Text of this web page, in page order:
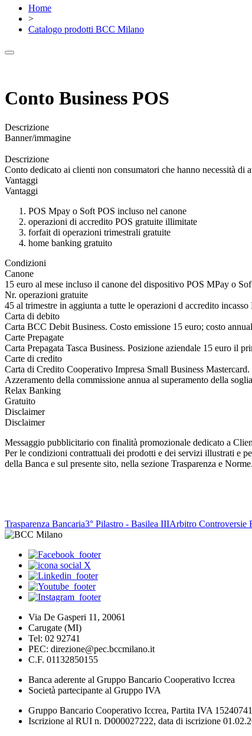
Home
>
Catalogo prodotti BCC Milano
Conto Business POS
Descrizione
Banner/immagine
Descrizione
Conto dedicato ai clienti non consumatori che hanno necessità
Vantaggi
Vantaggi
POS Mpay o Soft POS incluso nel canone
operazioni di accredito POS gratuite illimitate
forfait di operazioni trimestrali gratuite
home banking gratuito
Condizioni
Canone
15 euro al mese incluso il canone del dispositivo POS MPay o
Nr. operazioni gratuite
45 al trimestre in aggiunta a tutte le operazioni d accredito incasso
Carta di debito
Carta BCC Debit Business. Costo emissione 15 euro; costo
Carte Prepagate
Carta Prepagata Tasca Business. Posizione aziendale 15 euro il
Carte di credito
Carta di Credito Cooperativo Impresa Small Business
Azzeramento della commissione annua al superamento della
Relax Banking
Gratuito
Disclaimer
Disclaimer
Messaggio pubblicitario con finalità promozionale dedicato a
Per le condizioni contrattuali dei prodotti e dei servizi illustrati e
della Banca e sul presente sito, nella sezione Trasparenza e
Trasparenza Bancaria3° Pilastro - Basilea IIIArbitro Controversie
Via De Gasperi 11, 20061
Carugate (MI)
Tel: 02 92741
PEC: direzione@pec.bccmilano.it
C.F. 01132850155
Banca aderente al Gruppo Bancario Cooperativo Iccrea
Società partecipante al Gruppo IVA
Gruppo Bancario Cooperativo Iccrea, Partita IVA
Iscrizione al RUI n. D000027222, data di iscrizione